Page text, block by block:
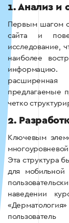
1. Анализ и
Первым шагом
сайта и
исследование,
наиболее
предлагаемые
четко
2.
Ключевым
Эта структура
для мобильной
наведении